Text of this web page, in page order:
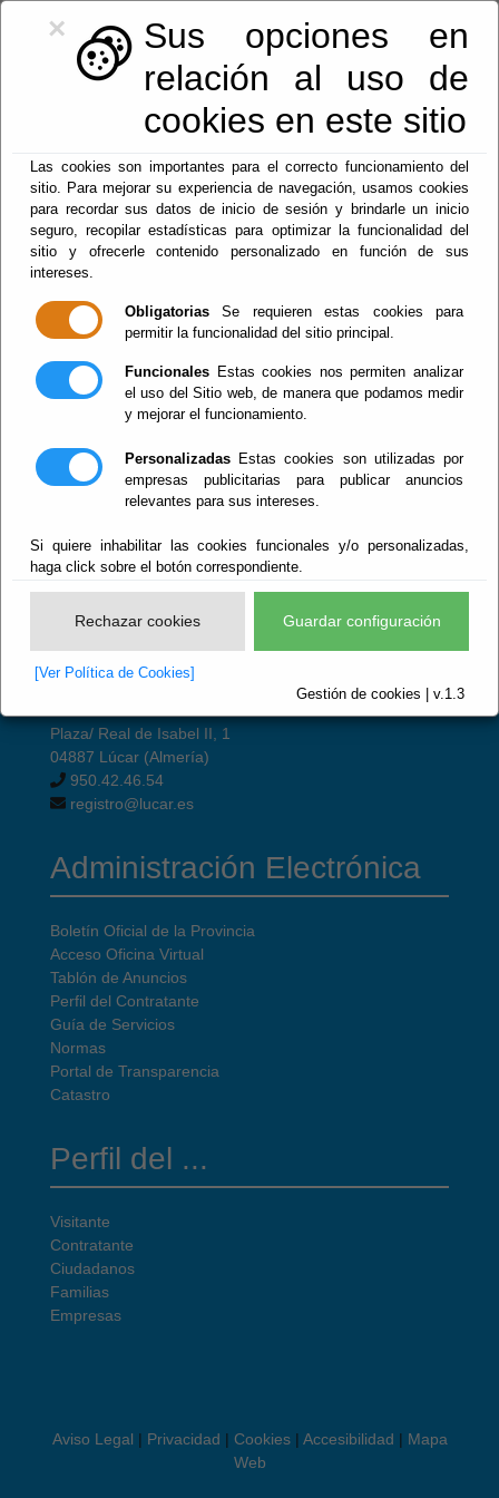
×
Sus opciones en
relación al uso de
cookies en este sitio
Las cookies son importantes para el correcto funcionamiento del
sitio. Para mejorar su experiencia de navegación, usamos cookies
para recordar sus datos de inicio de sesión y brindarle un inicio
seguro, recopilar estadísticas para optimizar la funcionalidad del
sitio y ofrecerle contenido personalizado en función de sus
intereses.
Obligatorias Se requieren estas cookies para
permitir la funcionalidad del sitio principal.
Funcionales Estas cookies nos permiten analizar
el uso del Sitio web, de manera que podamos medir
y mejorar el funcionamiento.
Personalizadas Estas cookies son utilizadas por
empresas publicitarias para publicar anuncios
relevantes para sus intereses.
Si quiere inhabilitar las cookies funcionales y/o personalizadas,
haga click sobre el botón correspondiente.
Rechazar cookies Guardar configuración
[Ver Política de Cookies]
Gestión de cookies | v.1.3
950.42.46.54 | registro@lucar.es
Fiestas y eventos
Menu
Guías
© Ayuntamiento de Lúcar
Plaza/ Real de Isabel II, 1
04887 Lúcar (Almería)
950.42.46.54
registro@lucar.es
Administración Electrónica
Boletín Oficial de la Provincia
Acceso Oficina Virtual
Tablón de Anuncios
Perfil del Contratante
Guía de Servicios
Normas
Portal de Transparencia
Catastro
Perfil del ...
Visitante
Contratante
Ciudadanos
Familias
Empresas
Aviso Legal | Privacidad | Cookies | Accesibilidad | Mapa
Web